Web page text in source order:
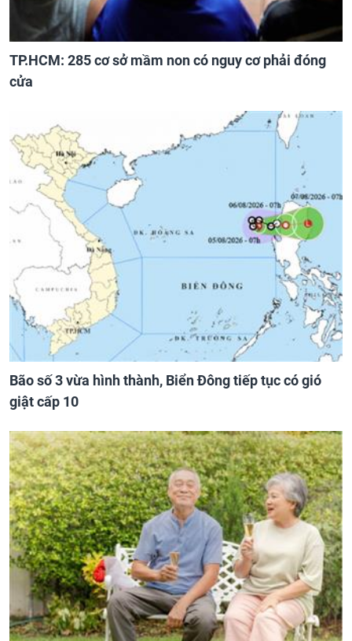
TP.HCM: 285 cơ sở mầm non có nguy cơ phải đóng
cửa
Bão số 3 vừa hình thành, Biển Đông tiếp tục có gió
giật cấp 10